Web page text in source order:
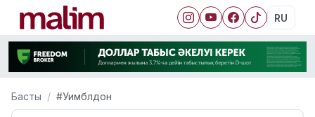
RU
Басты #Уимблдон